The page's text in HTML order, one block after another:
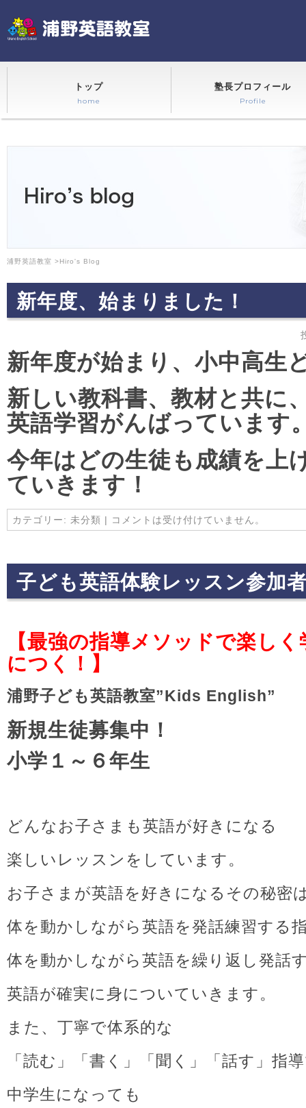
トップ
home
塾長プロフィール
Profile
浦野英語教室 >Hiro's Blog
新年度、始まりました！
新年度が始まり、小中高生
新しい教科書、教材と共に
英語学習がんばっています
今年はどの生徒も成績を上
ていきます！
カテゴリー: 未分類 | コメントは受け付けていません。
子ども英語体験レッスン参加
【最強の指導メソッドで楽し
につく
！】
浦野子ども英語教室”Kids English”
新規生徒募集中！
小学１～６年生
どんなお子さまも英語が好きになる
楽しいレッスンをしています。
お子さまが英語を好きになるその秘密
体を動かしながら英語を発話練習する
体を動かしながら英語を繰り返し発話
英語が確実に身についていきます。
また、丁寧で体系的な
「読む」「書く」「聞く」「話す」指
中学生になっても